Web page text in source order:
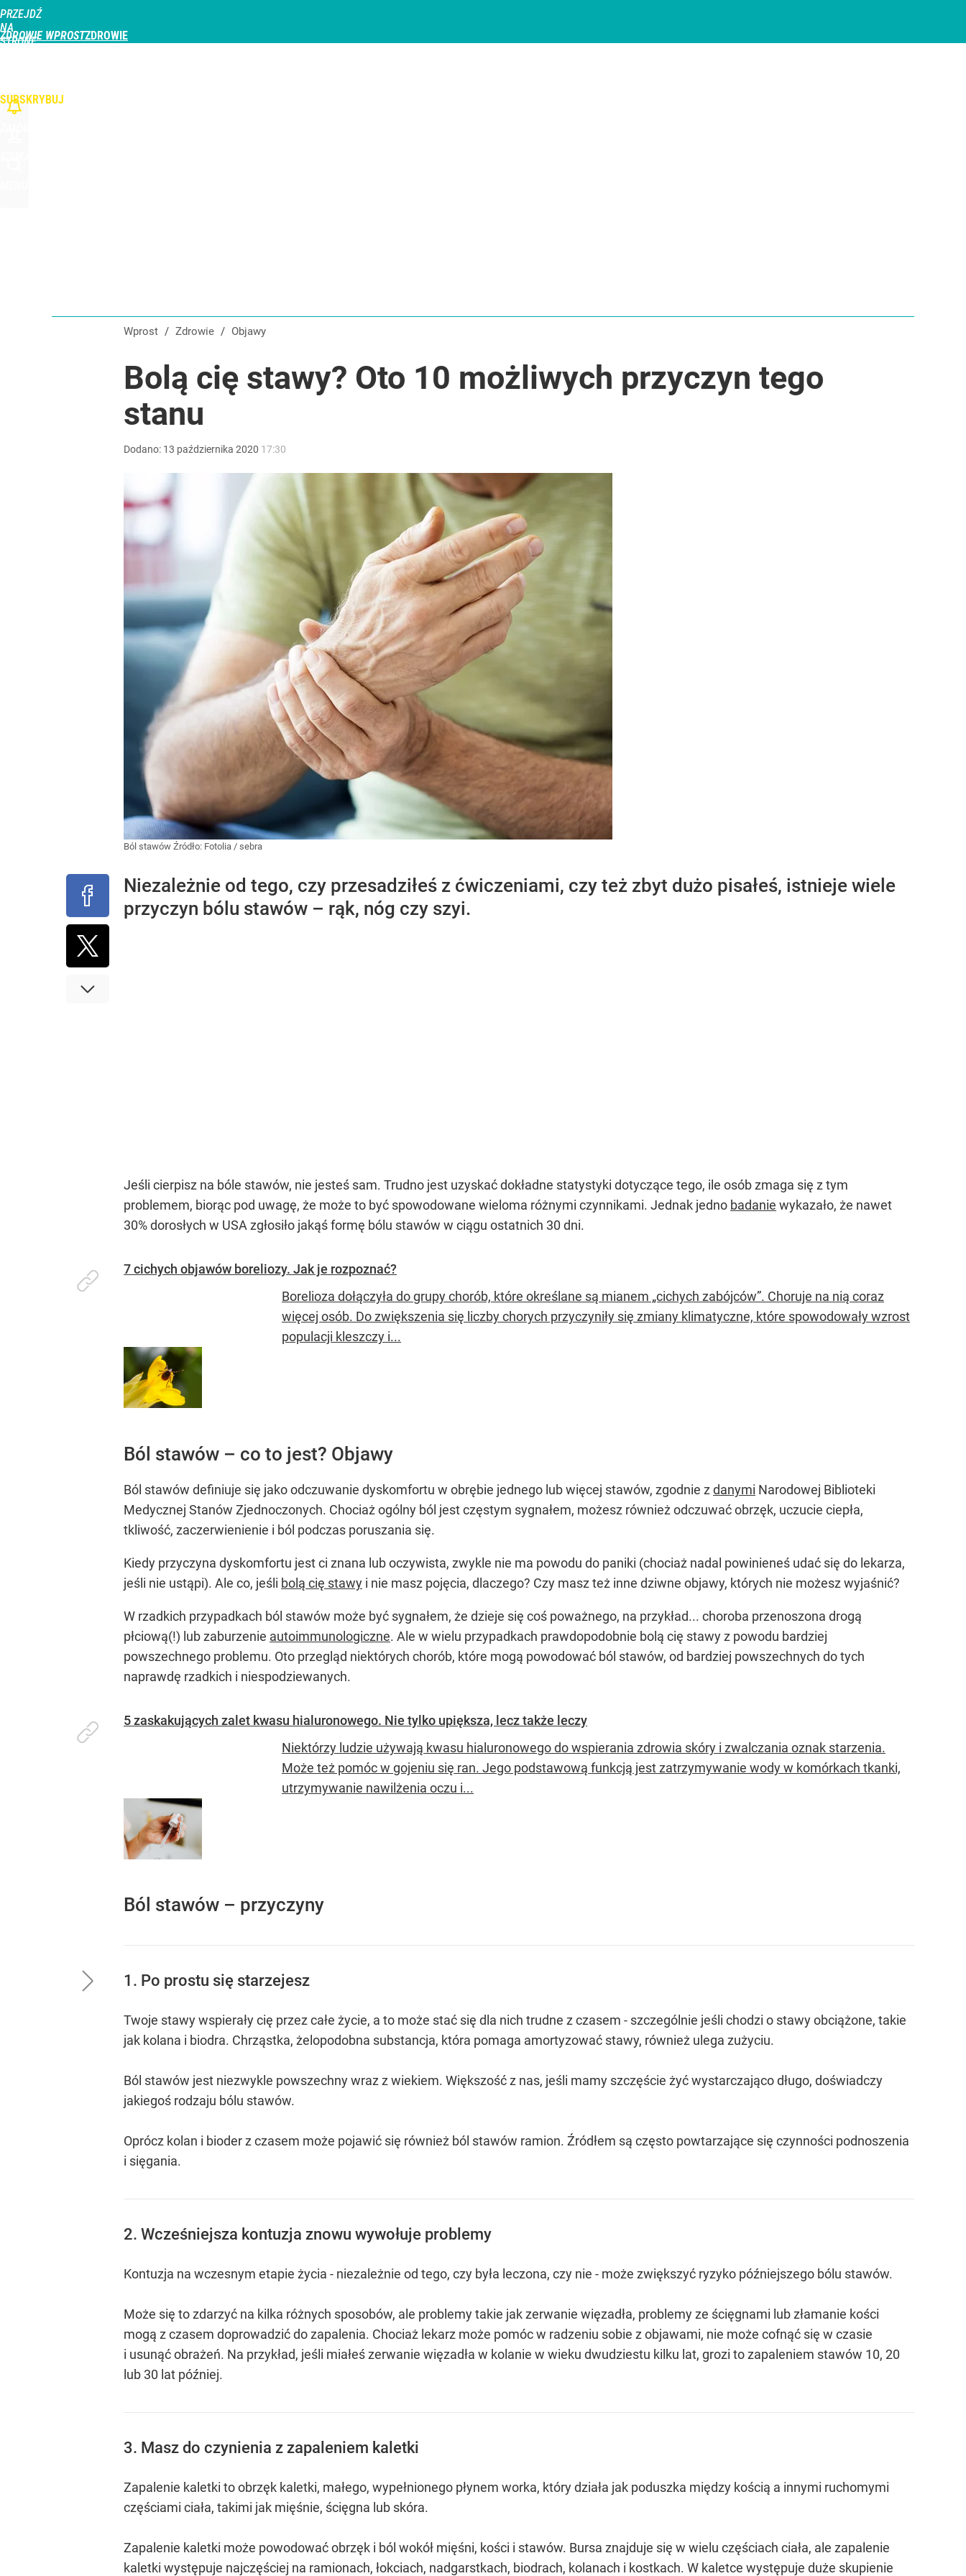
PRZEJDŹ
NA
STRONĘ
ZDROWIE WPROST
SUBSKRYBUJ
Wprost / Zdrowie / Objawy
Bolą cię stawy? Oto 10 możliwych przyczyn tego
stanu
Dodano: 13 października 2020 17:30
Ból stawów Źródło: Fotolia / sebra
Niezależnie od tego, czy przesadziłeś z ćwiczeniami, czy też zbyt dużo pisałeś, istnieje wiele
przyczyn bólu stawów – rąk, nóg czy szyi.
Jeśli cierpisz na bóle stawów, nie jesteś sam. Trudno jest uzyskać dokładne statystyki dotyczące tego, ile osób zmaga się z tym
problemem, biorąc pod uwagę, że może to być spowodowane wieloma różnymi czynnikami. Jednak jedno badanie wykazało, że nawet
30% dorosłych w USA zgłosiło jakąś formę bólu stawów w ciągu ostatnich 30 dni.
7 cichych objawów boreliozy. Jak je rozpoznać?
Borelioza dołączyła do grupy chorób, które określane są mianem „cichych zabójców”. Choruje na nią coraz
więcej osób. Do zwiększenia się liczby chorych przyczyniły się zmiany klimatyczne, które spowodowały wzrost
populacji kleszczy i...
Ból stawów – co to jest? Objawy
Ból stawów definiuje się jako odczuwanie dyskomfortu w obrębie jednego lub więcej stawów, zgodnie z danymi Narodowej Biblioteki
Medycznej Stanów Zjednoczonych. Chociaż ogólny ból jest częstym sygnałem, możesz również odczuwać obrzęk, uczucie ciepła,
tkliwość, zaczerwienienie i ból podczas poruszania się.
Kiedy przyczyna dyskomfortu jest ci znana lub oczywista, zwykle nie ma powodu do paniki (chociaż nadal powinieneś udać się do lekarza,
jeśli nie ustąpi). Ale co, jeśli bolą cię stawy i nie masz pojęcia, dlaczego? Czy masz też inne dziwne objawy, których nie możesz wyjaśnić?
W rzadkich przypadkach ból stawów może być sygnałem, że dzieje się coś poważnego, na przykład... choroba przenoszona drogą
płciową(!) lub zaburzenie autoimmunologiczne. Ale w wielu przypadkach prawdopodobnie bolą cię stawy z powodu bardziej
powszechnego problemu. Oto przegląd niektórych chorób, które mogą powodować ból stawów, od bardziej powszechnych do tych
naprawdę rzadkich i niespodziewanych.
5 zaskakujących zalet kwasu hialuronowego. Nie tylko upiększa, lecz także leczy
Niektórzy ludzie używają kwasu hialuronowego do wspierania zdrowia skóry i zwalczania oznak starzenia.
Może też pomóc w gojeniu się ran. Jego podstawową funkcją jest zatrzymywanie wody w komórkach tkanki,
utrzymywanie nawilżenia oczu i...
Ból stawów – przyczyny
1. Po prostu się starzejesz
Twoje stawy wspierały cię przez całe życie, a to może stać się dla nich trudne z czasem - szczególnie jeśli chodzi o stawy obciążone, takie
jak kolana i biodra. Chrząstka, żelopodobna substancja, która pomaga amortyzować stawy, również ulega zużyciu.
Ból stawów jest niezwykle powszechny wraz z wiekiem. Większość z nas, jeśli mamy szczęście żyć wystarczająco długo, doświadczy
jakiegoś rodzaju bólu stawów.
Oprócz kolan i bioder z czasem może pojawić się również ból stawów ramion. Źródłem są często powtarzające się czynności podnoszenia
i sięgania.
2. Wcześniejsza kontuzja znowu wywołuje problemy
Kontuzja na wczesnym etapie życia - niezależnie od tego, czy była leczona, czy nie - może zwiększyć ryzyko późniejszego bólu stawów.
Może się to zdarzyć na kilka różnych sposobów, ale problemy takie jak zerwanie więzadła, problemy ze ścięgnami lub złamanie kości
mogą z czasem doprowadzić do zapalenia. Chociaż lekarz może pomóc w radzeniu sobie z objawami, nie może cofnąć się w czasie
i usunąć obrażeń. Na przykład, jeśli miałeś zerwanie więzadła w kolanie w wieku dwudziestu kilku lat, grozi to zapaleniem stawów 10, 20
lub 30 lat później.
3. Masz do czynienia z zapaleniem kaletki
Zapalenie kaletki to obrzęk kaletki, małego, wypełnionego płynem worka, który działa jak poduszka między kością a innymi ruchomymi
częściami ciała, takimi jak mięśnie, ścięgna lub skóra.
Zapalenie kaletki może powodować obrzęk i ból wokół mięśni, kości i stawów. Bursa znajduje się w wielu częściach ciała, ale zapalenie
kaletki występuje najczęściej na ramionach, łokciach, nadgarstkach, biodrach, kolanach i kostkach. W kaletce występuje duże skupienie